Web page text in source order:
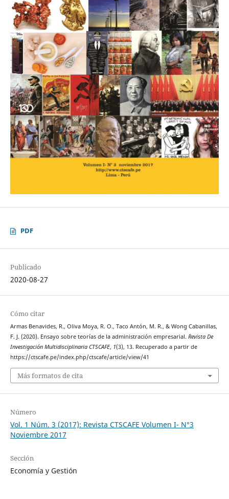
PDF
Publicado
2020-08-27
Cómo citar
Armas Benavides, R., Oliva Moya, R. O., Taco Antón, M. R., & Wong Cabanillas,
F. J. (2020). Ensayo sobre teorías de la administración empresarial. Revista De
Investigación Multidisciplinaria CTSCAFE, 1(3), 13. Recuperado a partir de
https://ctscafe.pe/index.php/ctscafe/article/view/41
Más formatos de cita
Número
Vol. 1 Núm. 3 (2017): Revista CTSCAFE Volumen I- N°3
Noviembre 2017
Sección
Economía y Gestión